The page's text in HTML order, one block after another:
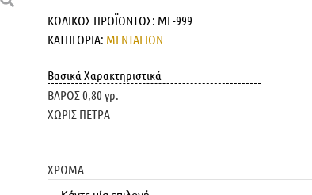
ΚΩΔΙΚΌΣ ΠΡΟΪΌΝΤΟΣ: ME-999
ΚΑΤΗΓΟΡΊΑ: ΜΕΝΤΑΓΙΟΝ
Βασικά Χαρακτηριστικά
ΒΑΡΟΣ 0,80 γρ.
ΧΩΡΙΣ ΠΕΤΡΑ
ΧΡΩΜΑ